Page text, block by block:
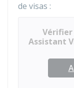
de visas :
Vérifier
Assistant